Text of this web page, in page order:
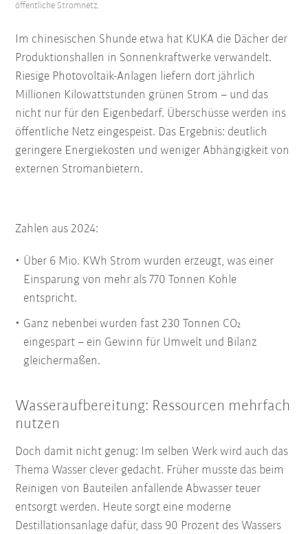
Im chinesischen Shunde etwa hat KUKA die Dächer der
Produktionshallen in Sonnenkraftwerke verwandelt.
Riesige Photovoltaik-Anlagen liefern dort jährlich
Millionen Kilowattstunden grünen Strom – und das
nicht nur für den Eigenbedarf. Überschüsse werden ins
öffentliche Netz eingespeist. Das Ergebnis: deutlich
geringere Energiekosten und weniger Abhängigkeit von
externen Stromanbietern.
öffentliche Stromnetz.
Zahlen aus 2024:
Über 6 Mio. KWh Strom wurden erzeugt, was einer
Einsparung von mehr als 770 Tonnen Kohle
entspricht.
Ganz nebenbei wurden fast 230 Tonnen CO₂
eingespart – ein Gewinn für Umwelt und Bilanz
gleichermaßen.
Wasseraufbereitung: Ressourcen mehrfach
nutzen
Doch damit nicht genug: Im selben Werk wird auch das
Thema Wasser clever gedacht. Früher musste das beim
Reinigen von Bauteilen anfallende Abwasser teuer
entsorgt werden. Heute sorgt eine moderne
Destillationsanlage dafür, dass 90 Prozent des Wassers